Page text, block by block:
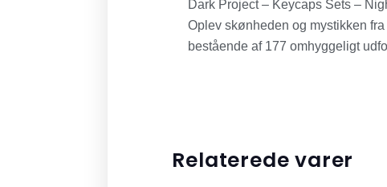
Dark Project – Keycaps Sets –
Oplev skønheden og mystikken
bestående af 177 omhyggeligt
Relaterede varer